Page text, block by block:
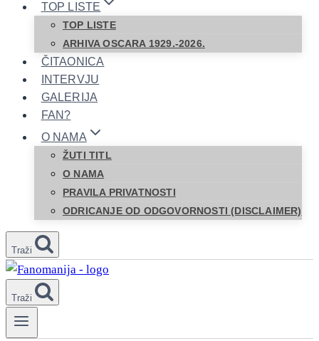
TOP LISTE
TOP LISTE
ARHIVA OSCARA 1929.-2026.
ČITAONICA
INTERVJU
GALERIJA
FAN?
O NAMA
ŽUTI TITL
O NAMA
PRAVILA PRIVATNOSTI
ODRICANJE OD ODGOVORNOSTI (DISCLAIMER)
Traži
Traži